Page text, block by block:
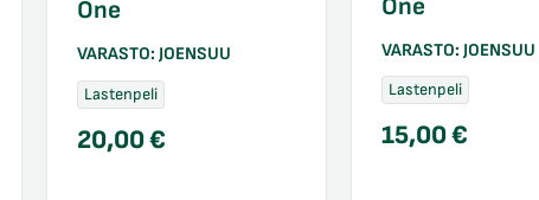
One
VARASTO: JOENSUU
Lastenpeli
20,00€
One
VARASTO: JOENSUU
Lastenpeli
15,00€